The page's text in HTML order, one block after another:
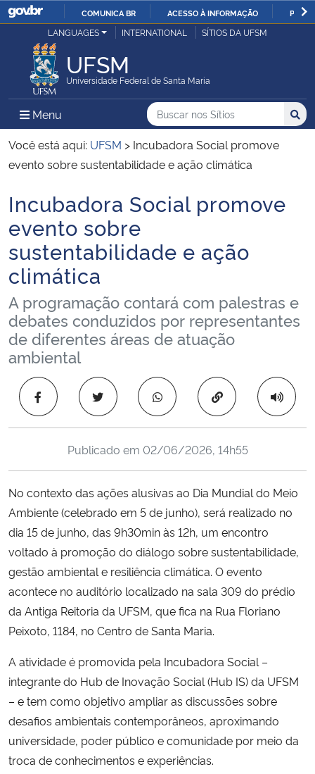
IR
COMUNICA BR ACESSO À INFORMAÇÃO
Ministério da Justiça e Segurança Pública
Ministério da Defesa
Ministério das Relações Exteriores
Ministério da Infraestrutura
Ministério da Agricultura, Pecuária e Abastecimento
Ministério da Cidadania
Ministério da Saúde
Ministério de Minas e Energia
Ministério do Turismo
Ministério do Desenvolvimento Regional
Controladoria-Geral da União
Ministério da Mulher, da Família e dos Direitos Humanos
Secretaria-Geral
Secretaria de Governo
Gabinete de Segurança Institucional
LANGUAGES INTERNATIONAL SÍTIOS DA UFSM
UFSM
Universidade Federal de Santa Maria
Menu Menu Principal do Sítio
Busca
Buscar no nos Sítios
Busca:
Você está aqui: UFSM > Incubadora Social promove
evento sobre sustentabilidade e ação climática
Início do conteúdo
Incubadora Social promove
evento sobre
sustentabilidade e ação
climática
A programação contará com palestras e
debates conduzidos por representantes
de diferentes áreas de atuação
ambiental
Copiar para área
Publicado em 02/06/2026, 14h55
No contexto das ações alusivas ao Dia Mundial do Meio
Ambiente (celebrado em 5 de junho), será realizado no
dia 15 de junho, das 9h30min às 12h, um encontro
voltado à promoção do diálogo sobre sustentabilidade,
gestão ambiental e resiliência climática. O evento
acontece no auditório localizado na sala 309 do prédio
da Antiga Reitoria da UFSM, que fica na Rua Floriano
Peixoto, 1184, no Centro de Santa Maria.
A atividade é promovida pela Incubadora Social –
integrante do Hub de Inovação Social (Hub IS) da UFSM
– e tem como objetivo ampliar as discussões sobre
desafios ambientais contemporâneos, aproximando
universidade, poder público e comunidade por meio da
troca de conhecimentos e experiências.